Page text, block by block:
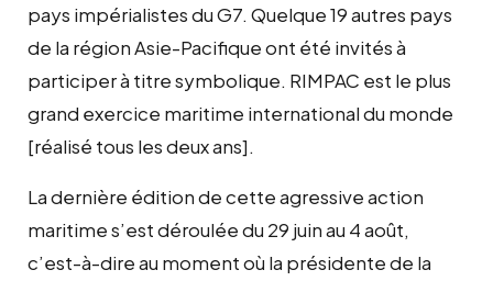
pays impérialistes du G7. Quelque 19 autres pays
de la région Asie-Pacifique ont été invités à
participer à titre symbolique. RIMPAC est le plus
grand exercice maritime international du monde
[réalisé tous les deux ans].
La dernière édition de cette agressive action
maritime s’est déroulée du 29 juin au 4 août,
c’est-à-dire au moment où la présidente de la